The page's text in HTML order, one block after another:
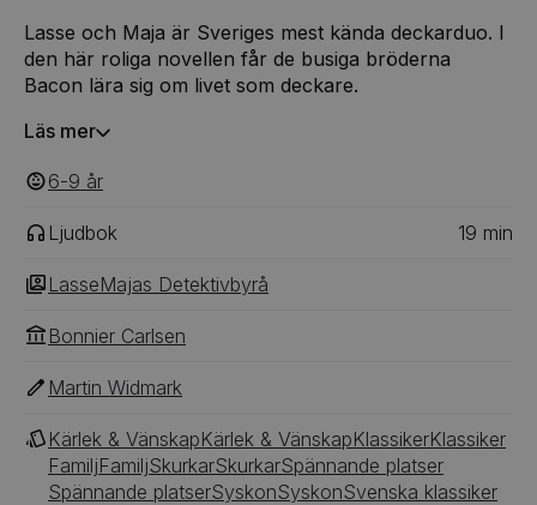
Lasse och Maja är Sveriges mest kända deckarduo. I
den här roliga novellen får de busiga bröderna
Bacon lära sig om livet som deckare.
Läs mer
6-9 ‎‎ år
Ljudbok 19 min
LasseMajas Detektivbyrå
Bonnier Carlsen
Martin Widmark
Kärlek & VänskapKärlek & VänskapKlassikerKlassiker
FamiljFamiljSkurkarSkurkarSpännande platser
Spännande platserSyskonSyskonSvenska klassiker